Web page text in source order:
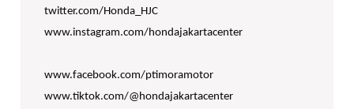
twitter.com/Honda_HJC
www.instagram.com/hondajakartacenter
www.facebook.com/ptimoramotor
www.tiktok.com/@hondajakartacenter